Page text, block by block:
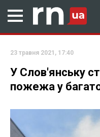
23 травня 2021, 17:40
У Слов'янську
пожежа у